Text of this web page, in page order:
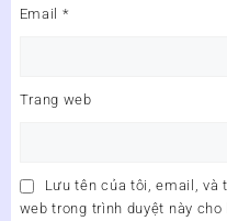
Email *
Trang web
Lưu tên của tôi, email, và
web trong trình duyệt này cho